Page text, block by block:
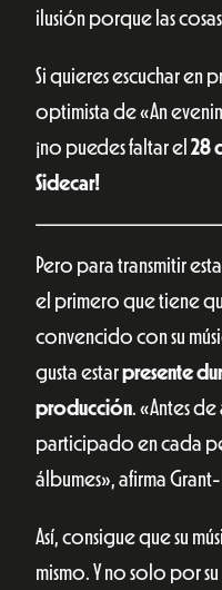
ilusión porque las
Si quieres escuchar en
optimista de «An
¡no puedes faltar el 28
Sidecar!
Pero para transmitir
el primero que tiene
convencido con su
gusta estarpresente
producción. «Antes
participado en cada
álbumes», afirma
Así, consigue que su
mismo. Y no solo por